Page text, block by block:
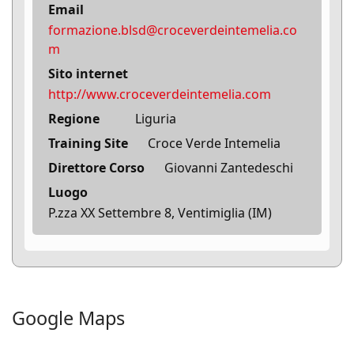
Email
formazione.blsd@croceverdeintemelia.co
m
Sito internet
http://www.croceverdeintemelia.com
Regione
Liguria
Training Site
Croce Verde Intemelia
Direttore Corso
Giovanni Zantedeschi
Luogo
P.zza XX Settembre 8, Ventimiglia (IM)
Google Maps